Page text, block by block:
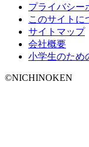
プライバシー
このサイトに
サイトマップ
会社概要
小学生のため
©NICHINOKEN